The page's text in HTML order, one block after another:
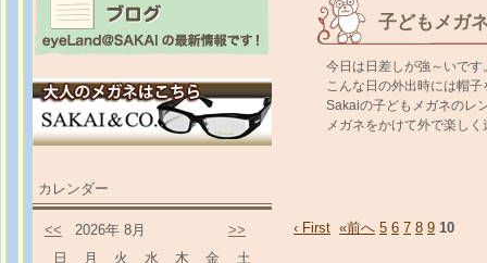
カレンダー
<< 2026年 8月
>>
日
月 火 水 木 金
土
子どもメガ
今日は日差しが強～いです
こんな日の外出時には帽
Sakaiの子どもメガネのレ
メガネをかけて外で楽しく
‹ First «前へ 5 6 7 8 9 10